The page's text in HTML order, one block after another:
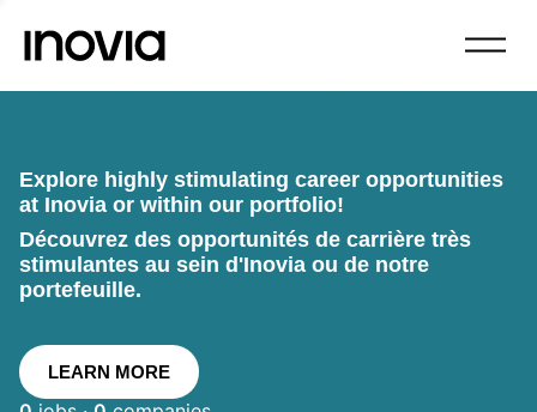
Explore highly stimulating career opportunities
at Inovia or within our portfolio!
Découvrez des opportunités de carrière très
stimulantes au sein d'Inovia ou de notre
portefeuille.
LEARN MORE